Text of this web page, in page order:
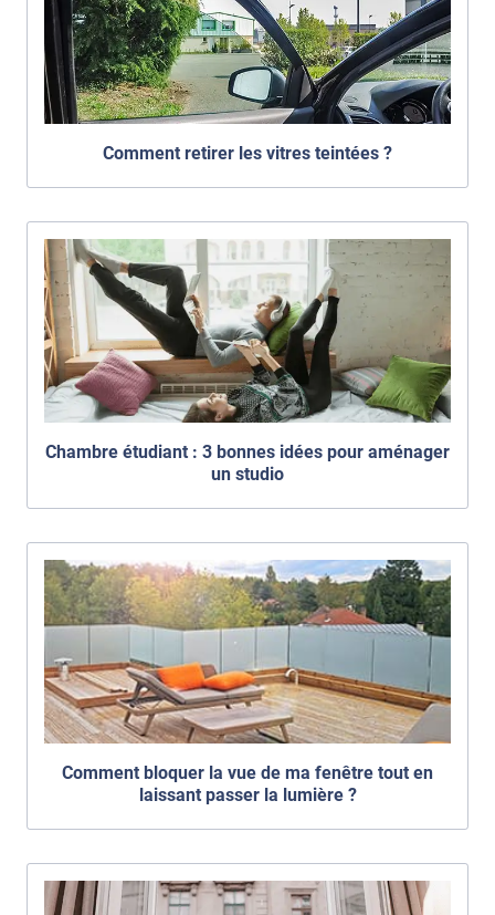
Comment retirer les vitres teintées ?
Chambre étudiant : 3 bonnes idées pour aménager
un studio
Comment bloquer la vue de ma fenêtre tout en
laissant passer la lumière ?